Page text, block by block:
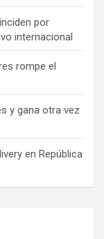
por
internacional
rompe el
y gana otra vez
en República